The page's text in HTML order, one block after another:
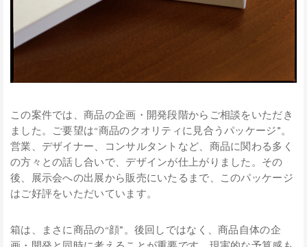
この案件では、商品の企画・開発段階からご相談をいただき
ました。ご要望は“商品のクオリティに見合うパッケージ”。
営業、デザイナー、コンサルタントなど、商品に関わる多く
の方々との話し合いで、デザインが仕上がりました。その
後、展示会への出展から販売にいたるまで、このパッケージ
はご好評をいただいています。
箱は、まさに商品の“顔”。後回しではなく、商品自体の企